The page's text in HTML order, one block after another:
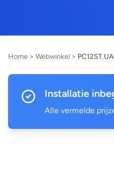
Home > Webwinkel >
Installatie
Alle vermelde